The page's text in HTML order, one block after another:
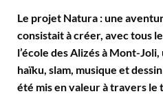
Le projet Natura : une
consistait à créer, avec tous
l’école des Alizés à Mont-
haïku, slam, musique et
été mis en valeur à travers le